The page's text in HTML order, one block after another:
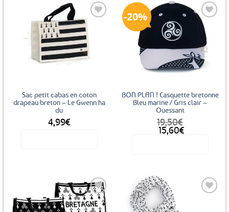
Ajouter
favoris
Sac petit cabas en coton
drapeau breton – Le Gwenn ha
du
4,99€
20%
Ajouter
aux
favoris
BON PLAN ! Casquette bretonne
Bleu marine / Gris clair –
Ouessant
19,50€
Le
prix
15,60€
Le
prix